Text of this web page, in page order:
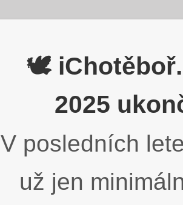
🕊️
2025
V posledních
už jen